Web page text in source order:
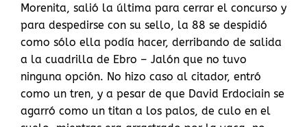
Morenita, salió la última para cerrar el concurso y
para despedirse con su sello, la 88 se despidió
como sólo ella podía hacer, derribando de salida
a la cuadrilla de Ebro – Jalón que no tuvo
ninguna opción. No hizo caso al citador, entró
como un tren, y a pesar de que David Erdociain se
agarró como un titan a los palos, de culo en el